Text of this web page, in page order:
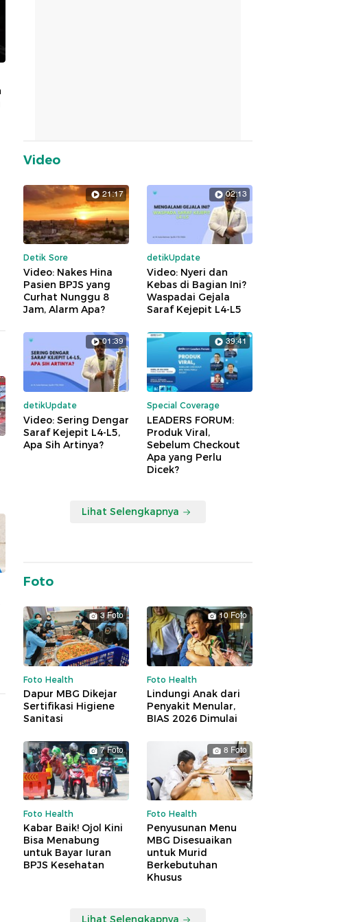
Video
21:17
Detik Sore
Video: Nakes Hina
Pasien BPJS yang
Curhat Nunggu 8
Jam, Alarm Apa?
02:13
detikUpdate
Video: Nyeri dan
Kebas di Bagian Ini?
Waspadai Gejala
Saraf Kejepit L4-L5
01:39
detikUpdate
Video: Sering Dengar
Saraf Kejepit L4-L5,
Apa Sih Artinya?
39:41
Special Coverage
LEADERS FORUM:
Produk Viral,
Sebelum Checkout
Apa yang Perlu
Dicek?
Lihat Selengkapnya
Foto
3 Foto
Foto Health
Dapur MBG Dikejar
Sertifikasi Higiene
Sanitasi
10 Foto
Foto Health
Lindungi Anak dari
Penyakit Menular,
BIAS 2026 Dimulai
7 Foto
Foto Health
Kabar Baik! Ojol Kini
Bisa Menabung
untuk Bayar Iuran
BPJS Kesehatan
8 Foto
Foto Health
Penyusunan Menu
MBG Disesuaikan
untuk Murid
Berkebutuhan
Khusus
Lihat Selengkapnya